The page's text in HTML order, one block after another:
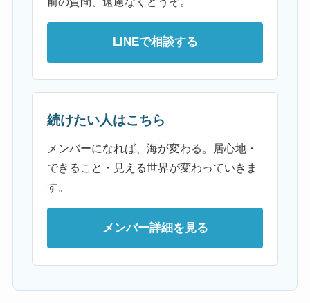
LINEで相談する
続けたい人はこちら
メンバーになれば、海が変わる。居心地・
できること・見える世界が変わっていきま
す。
メンバー詳細を見る